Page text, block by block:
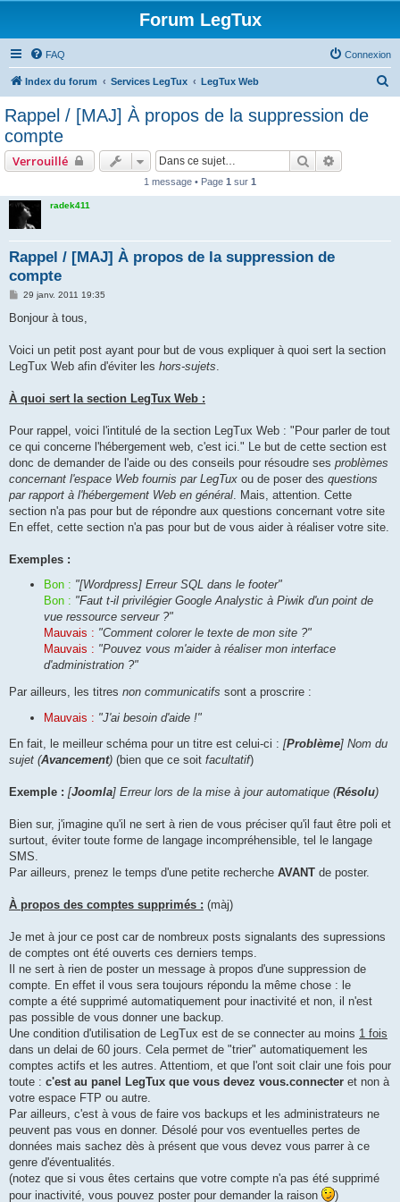
Forum LegTux
FAQ Connexion
Index du forum Services LegTux LegTux Web
Rappel / [MAJ] À propos de la suppression de
compte
Verrouillé Rechercher
1 message • Page 1 sur 1
radek411
Rappel / [MAJ] À propos de la suppression de
compte
M
s
g
29 janv. 2011 19:35
Bonjour à tous,
Voici un petit post ayant pour but de vous expliquer à quoi sert la section
LegTux Web afin d'éviter les hors-sujets.
À quoi sert la section LegTux Web :
Pour rappel, voici l'intitulé de la section LegTux Web : "Pour parler de tout
ce qui concerne l'hébergement web, c'est ici." Le but de cette section est
donc de demander de l'aide ou des conseils pour résoudre ses problèmes
concernant l'espace Web fournis par LegTux ou de poser des questions
par rapport à l'hébergement Web en général. Mais, attention. Cette
section n'a pas pour but de répondre aux questions concernant votre site
En effet, cette section n'a pas pour but de vous aider à réaliser votre site.
Exemples :
Bon : "[Wordpress] Erreur SQL dans le footer"
Bon : "Faut t-il privilégier Google Analystic à Piwik d'un point de
vue ressource serveur ?"
Mauvais : "Comment colorer le texte de mon site ?"
Mauvais : "Pouvez vous m'aider à réaliser mon interface
d'administration ?"
Par ailleurs, les titres non communicatifs sont a proscrire :
Mauvais : "J'ai besoin d'aide !"
En fait, le meilleur schéma pour un titre est celui-ci : [Problème] Nom du
sujet (Avancement) (bien que ce soit facultatif)
Exemple : [Joomla] Erreur lors de la mise à jour automatique (Résolu)
Bien sur, j'imagine qu'il ne sert à rien de vous préciser qu'il faut être poli et
surtout, éviter toute forme de langage incompréhensible, tel le langage
SMS.
Par ailleurs, prenez le temps d'une petite recherche AVANT de poster.
À propos des comptes supprimés : (màj)
Je met à jour ce post car de nombreux posts signalants des supressions
de comptes ont été ouverts ces derniers temps.
Il ne sert à rien de poster un message à propos d'une suppression de
compte. En effet il vous sera toujours répondu la même chose : le
compte a été supprimé automatiquement pour inactivité et non, il n'est
pas possible de vous donner une backup.
Une condition d'utilisation de LegTux est de se connecter au moins 1 fois
dans un delai de 60 jours. Cela permet de "trier" automatiquement les
comptes actifs et les autres. Attentiom, et que l'ont soit clair une fois pour
toute : c'est au panel LegTux que vous devez vous.connecter et non à
votre espace FTP ou autre.
Par ailleurs, c'est à vous de faire vos backups et les administrateurs ne
peuvent pas vous en donner. Désolé pour vos eventuelles pertes de
données mais sachez dès à présent que vous devez vous parrer à ce
genre d'éventualités.
(notez que si vous êtes certains que votre compte n'a pas été supprimé
pour inactivité, vous pouvez poster pour demander la raison
)